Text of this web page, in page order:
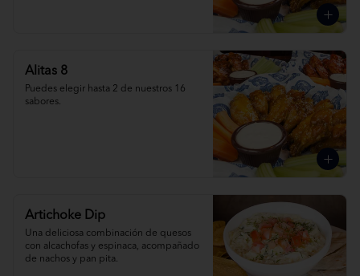
Alitas 8
Puedes elegir hasta 2 de nuestros 16
sabores.
Artichoke Dip
Una deliciosa combinación de quesos
con alcachofas y espinaca, acompañado
de nachos y pan pita.